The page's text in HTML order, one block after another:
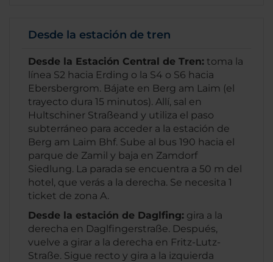
Desde la estación de tren
Desde la Estación Central de Tren: toma la
línea S2 hacia Erding o la S4 o S6 hacia
Ebersbergrom. Bájate en Berg am Laim (el
trayecto dura 15 minutos). Allí, sal en
Hultschiner Straßeand y utiliza el paso
subterráneo para acceder a la estación de
Berg am Laim Bhf. Sube al bus 190 hacia el
parque de Zamil y baja en Zamdorf
Siedlung. La parada se encuentra a 50 m del
hotel, que verás a la derecha. Se necesita 1
ticket de zona A.
Desde la estación de Daglfing: gira a la
derecha en Daglfingerstraße. Después,
vuelve a girar a la derecha en Fritz-Lutz-
Straße. Sigue recto y gira a la izquierda